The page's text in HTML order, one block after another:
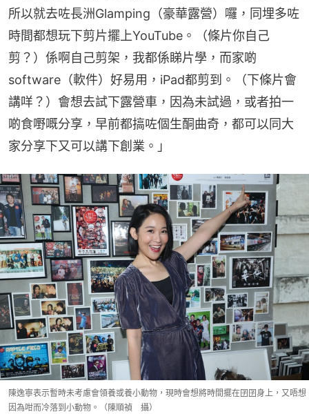
所以就去咗長洲Glamping（豪華露營）囉，同埋多咗
時間都想玩下剪片擺上YouTube。（條片你自己
剪？）係啊自己剪架，我都係睇片學，而家啲
software（軟件）好易用，iPad都剪到。（下條片會
講咩？）會想去試下露營車，因為未試過，或者拍一
啲食嘢嘅分享，早前都搞咗個生酮曲奇，都可以同大
家分享下又可以講下創業。」
陳逸寧表示暫時未考慮會領養或養小動物，現時會想將時間擺在囝囝身上，又唔想
因為咁而冷落到小動物。（陳順禎 攝）